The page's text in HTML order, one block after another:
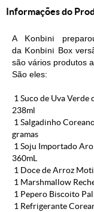
Informações do
A Konbini
da Konbini Box
são vários produtos
São eles:
1 Suco de Uva
238ml
1 Salgadinho
gramas
1 Soju Importado
360mL
1 Doce de Arroz
1 Marshmallow
1 Pepero Biscoito
1 Refrigerante